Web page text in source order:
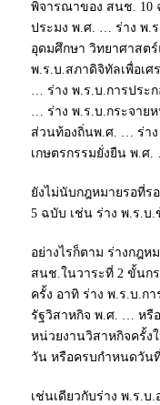
พิจารณาของ สนช. 10
ประมง พ.ศ. … ร่าง พ.ร
อุดมศึกษา วิทยาศาสต
พ.ร.บ.สภาดิจิทัลเพื่อเศ
… ร่าง พ.ร.บ.การประ
… ร่าง พ.ร.บ.กระจาย
ส่วนท้องถิ่นพ.ศ. … ร่า
เกษตรกรรมยั่งยืน พ.ศ.
ยังไม่นับกฎหมายรอที่ร
5 ฉบับ เช่น ร่าง พ.ร.บ
อย่างไรก็ตาม ร่างกฎ
สนช.ในวาระที่ 2 ขั้นกร
ครั้ง อาทิ ร่าง พ.ร.บ.ก
รัฐวิสาหกิจ พ.ศ. … หรื
หน่วยงานวิสาหกิจครั้ง
วัน หรือครบกำหนดวัน
เช่นเดียวกับร่าง พ.ร.